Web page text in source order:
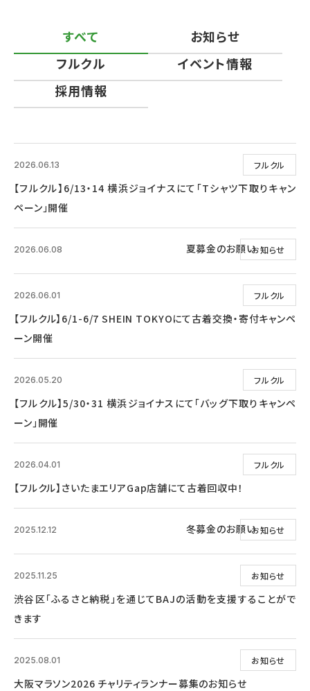
すべて
お知らせ
フルクル
イベント情報
採用情報
フルクル
2026.06.13
【フルクル】6/13・14 横浜ジョイナスにて「Tシャツ下取りキャン
ペーン」開催
お知らせ
2026.06.08 夏募金のお願い
フルクル
2026.06.01
【フルクル】6/1-6/7 SHEIN TOKYOにて古着交換・寄付キャンペ
ーン開催
フルクル
2026.05.20
【フルクル】5/30・31 横浜ジョイナスにて「バッグ下取りキャンペ
ーン」開催
フルクル
2026.04.01
【フルクル】さいたまエリアGap店舗にて古着回収中！
お知らせ
2025.12.12 冬募金のお願い
お知らせ
2025.11.25
渋谷区「ふるさと納税」を通じてBAJの活動を支援することがで
きます
お知らせ
2025.08.01
大阪マラソン2026 チャリティランナー募集のお知らせ